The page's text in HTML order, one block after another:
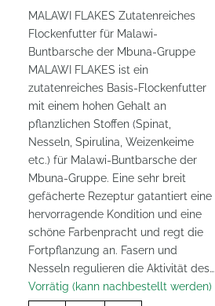
MALAWI FLAKES Zutatenreiches
Flockenfutter für Malawi-
Buntbarsche der Mbuna-Gruppe
MALAWI FLAKES ist ein
zutatenreiches Basis-Flockenfutter
mit einem hohen Gehalt an
pflanzlichen Stoffen (Spinat,
Nesseln, Spirulina, Weizenkeime
etc.) für Malawi-Buntbarsche der
Mbuna-Gruppe. Eine sehr breit
gefächerte Rezeptur gatantiert eine
hervorragende Kondition und eine
schöne Farbenpracht und regt die
Fortpflanzung an. Fasern und
Nesseln regulieren die Aktivität des…
Vorrätig (kann nachbestellt werden)